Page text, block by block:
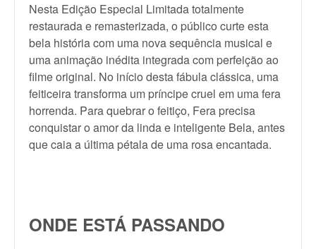
Nesta Edição Especial Limitada totalmente
restaurada e remasterizada, o público curte esta
bela história com uma nova sequência musical e
uma animação inédita integrada com perfeição ao
filme original. No início desta fábula clássica, uma
feiticeira transforma um príncipe cruel em uma fera
horrenda. Para quebrar o feitiço, Fera precisa
conquistar o amor da linda e inteligente Bela, antes
que caia a última pétala de uma rosa encantada.
ONDE ESTÁ PASSANDO